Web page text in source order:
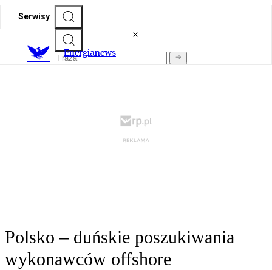
Serwisy
Energianews
Polsko – duńskie poszukiwania
wykonawców offshore